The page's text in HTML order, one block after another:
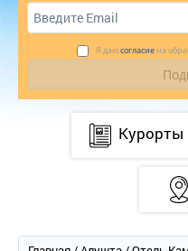
Я даюсогласие на
Курорты